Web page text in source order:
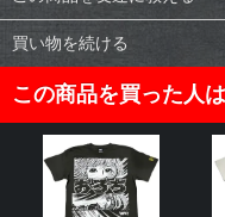
買い物を続ける
この商品を買った人